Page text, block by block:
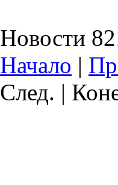
Новости
Начало |
След. |